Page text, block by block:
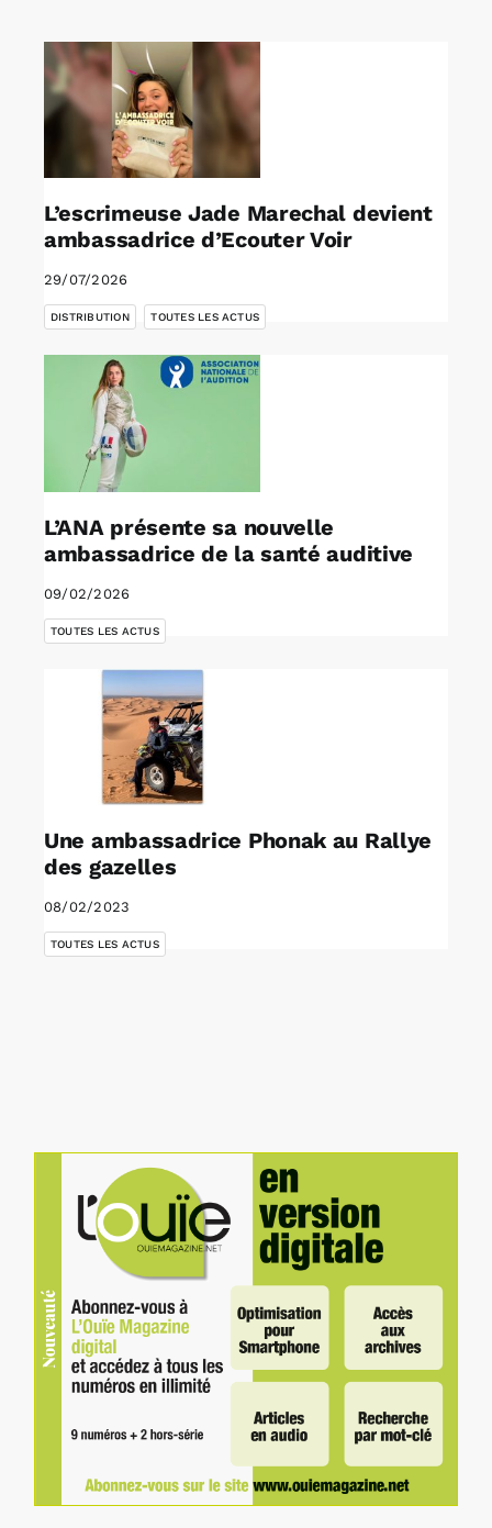
Rechercher:
Annonces emploi
L’escrimeuse Jade Marechal devient
ambassadrice d’Ecouter Voir
29/07/2026
DISTRIBUTION TOUTES LES ACTUS
L’ANA présente sa nouvelle
ambassadrice de la santé auditive
09/02/2026
TOUTES LES ACTUS
Une ambassadrice Phonak au Rallye
des gazelles
08/02/2023
TOUTES LES ACTUS